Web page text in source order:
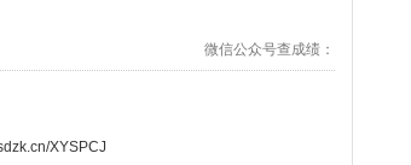
微信公众号查成绩：
XYSPCJ